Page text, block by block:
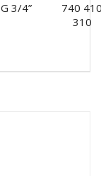
G 3/4”
740
310